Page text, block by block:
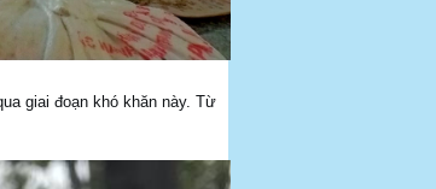
giai đoạn khó khăn này. Từ